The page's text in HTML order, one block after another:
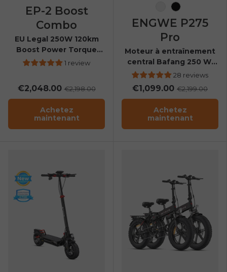
EP-2 Boost
Combo
EU Legal 250W 120km
Boost Power Torque
Sensor All-Terrain E-Bike
1 review
€2,048.00€2,198.00
Achetez
maintenant
Noir-Orange
Noir
ENGWE P275
Pro
Moteur à entraînement
central Bafang 250 W,
couple de 65 nm, vélo
électrique de banlieue
28 reviews
€1,099.00 €2,199.00
Achetez
maintenant